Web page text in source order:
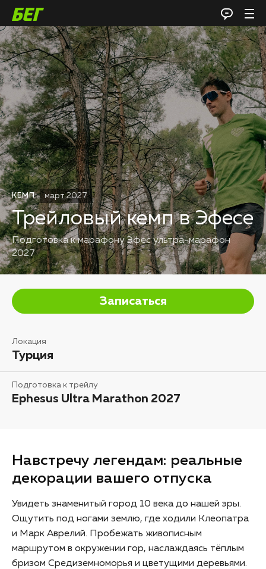
КЕМП март 2027
Трейловый кемп в Эфесе
Подготовка к марафону Эфес ультра-марафон
2027
Записаться
Локация
Турция
Подготовка к трейлу
Ephesus Ultra Marathon 2027
Навстречу легендам: реальные
декорации вашего отпуска
Увидеть знаменитый город 10 века до нашей эры.
Ощутить под ногами землю, где ходили Клеопатра
и Марк Аврелий. Пробежать живописным
маршрутом в окружении гор, наслаждаясь тёплым
бризом Средиземноморья и цветущими деревьями.